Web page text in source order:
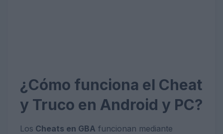
¿Cómo funciona el Cheat
y Truco en Android y PC?
Los Cheats en GBA funcionan mediante